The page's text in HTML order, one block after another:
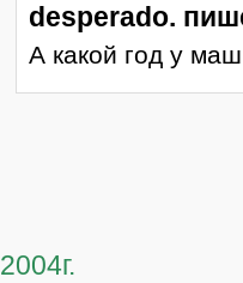
desperado.
А какой год у
2004г.